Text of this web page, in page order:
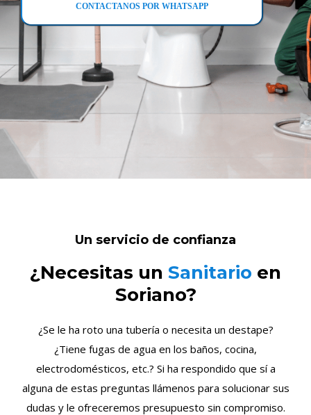
CONTACTANOS POR WHATSAPP
Un servicio de confianza
¿Necesitas un Sanitario en
Soriano?
¿Se le ha roto una tubería o necesita un destape?
¿Tiene fugas de agua en los baños, cocina,
electrodomésticos, etc.? Si ha respondido que sí a
alguna de estas preguntas llámenos para solucionar sus
dudas y le ofreceremos presupuesto sin compromiso.